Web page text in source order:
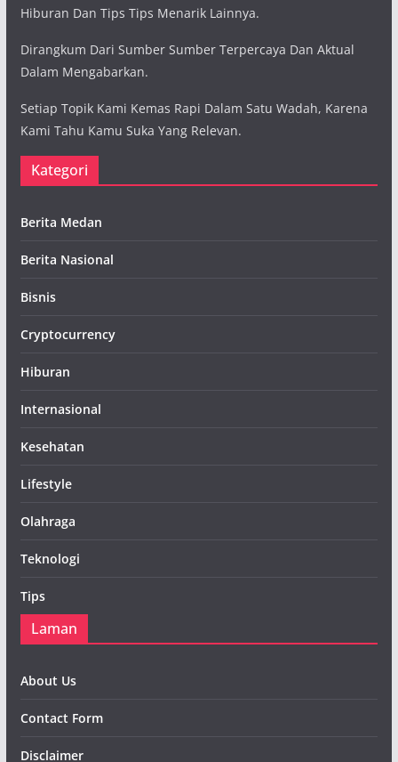
Hiburan Dan Tips Tips Menarik Lainnya.
Dirangkum Dari Sumber Sumber Terpercaya Dan Aktual
Dalam Mengabarkan.
Setiap Topik Kami Kemas Rapi Dalam Satu Wadah, Karena
Kami Tahu Kamu Suka Yang Relevan.
Kategori
Berita Medan
Berita Nasional
Bisnis
Cryptocurrency
Hiburan
Internasional
Kesehatan
Lifestyle
Olahraga
Teknologi
Tips
Laman
About Us
Contact Form
Disclaimer